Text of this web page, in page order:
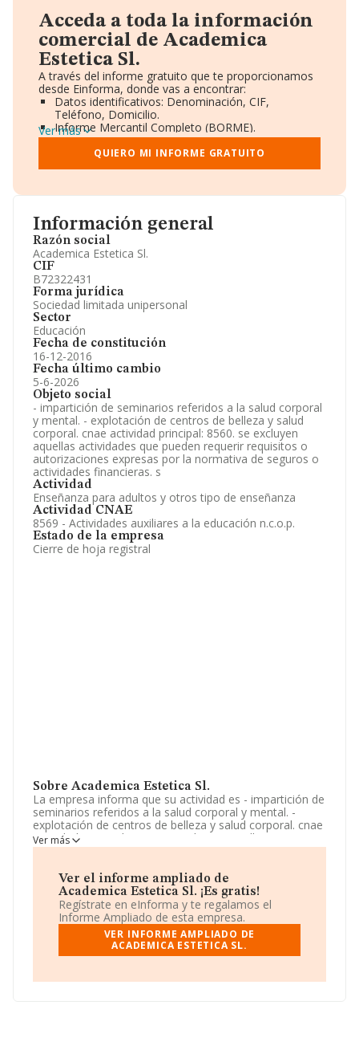
Información general
Razón social
Academica Estetica Sl.
CIF
B72322431
Forma jurídica
Sociedad limitada unipersonal
Sector
Educación
Fecha de constitución
16-12-2016
Fecha último cambio
5-6-2026
Objeto social
- impartición de seminarios referidos a la salud corporal
y mental. - explotación de centros de belleza y salud
corporal. cnae actividad principal: 8560. se excluyen
aquellas actividades que pueden requerir requisitos o
autorizaciones expresas por la normativa de seguros o
actividades financieras. s
Actividad
Enseñanza para adultos y otros tipo de enseñanza
Actividad CNAE
8569 - Actividades auxiliares a la educación n.c.o.p.
Estado de la empresa
Cierre de hoja registral
Sobre Academica Estetica Sl.
La empresa informa que su actividad es - impartición de
seminarios referidos a la salud corporal y mental. -
explotación de centros de belleza y salud corporal. cnae
actividad principal: 8560. se excluyen aquellas
actividades que pueden requerir requisitos o
actividades financieras. s. La empresa está registrada
como Sociedad Limitada. Su CNAE corresponde a 8569
con código '%cnae%'. La sociedad no tiene actividad en
mercados exteriores.
La sociedad españolaAcademica Estetica S.L
B72322431, se encuentra en Avenida De La Industria
Frontera, en Cádiz, Andalucía.
Ver más
Ver el informe ampliado de
Academica Estetica Sl. ¡Es gratis!
Regístrate en eInforma y te regalamos el
Informe Ampliado de esta empresa.
VER INFORME AMPLIADO DE
ACADEMICA ESTETICA SL.
Acceda a toda la información
comercial de Academica
Estetica Sl.
A través del informe gratuito que te proporcionamos
desde Einforma, donde vas a encontrar:
Datos identificativos: Denominación, CIF,
Teléfono, Domicilio.
Informe Mercantil Completo (BORME).
Gráficos de Evolución Ventas y Empleados.
Consejo de Administración y Administradores.
Directivos y Ejecutivos.
Información oficial y registral complementaria.
Ver más
QUIERO MI INFORME GRATUITO